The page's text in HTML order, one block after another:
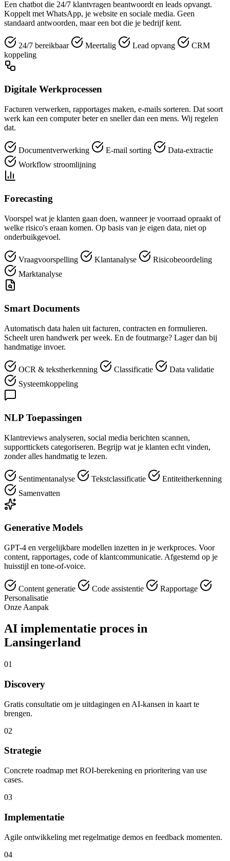
Een chatbot die 24/7 klantvragen beantwoordt en leads opvangt.
Koppelt met WhatsApp, je website en sociale media. Geen
standaard antwoorden, maar een bot die je bedrijf kent.
24/7 bereikbaar Meertalig Lead opvang
CRM
koppeling
Digitale Werkprocessen
Facturen verwerken, rapportages maken, e-mails sorteren. Dat soort
werk kan een computer beter en sneller dan een mens. Wij regelen
dat.
Documentverwerking E-mail sorting
Data-extractie
Workflow stroomlijning
Forecasting
Voorspel wat je klanten gaan doen, wanneer je voorraad opraakt of
welke risico's eraan komen. Op basis van je eigen data, niet op
onderbuikgevoel.
Vraagvoorspelling Klantanalyse
Risicobeoordeling
Marktanalyse
Smart Documents
Automatisch data halen uit facturen, contracten en formulieren.
Scheelt uren handwerk per week. En de foutmarge? Lager dan bij
handmatige invoer.
OCR & tekstherkenning Classificatie
Data validatie
Systeemkoppeling
NLP Toepassingen
Klantreviews analyseren, social media berichten scannen,
supporttickets categoriseren. Begrijp wat je klanten echt vinden,
zonder alles handmatig te lezen.
Sentimentanalyse Tekstclassificatie
Entiteitherkenning
Samenvatten
Generative Models
GPT-4 en vergelijkbare modellen inzetten in je werkproces. Voor
content, rapportages, code of klantcommunicatie. Afgestemd op je
huisstijl en tone-of-voice.
Content generatie Code assistentie
Rapportage
Personalisatie
Onze Aanpak
AI implementatie proces in
Lansingerland
01
Discovery
Gratis consultatie om je uitdagingen en AI-kansen in kaart te
brengen.
02
Strategie
Concrete roadmap met ROI-berekening en prioritering van use
cases.
03
Implementatie
Agile ontwikkeling met regelmatige demos en feedback momenten.
04